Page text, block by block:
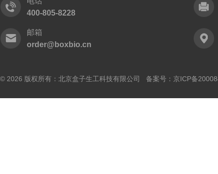
400-805-8228
邮箱
order@boxbio.cn
© 2026 版权所有：北京盒子生工科技有限公司 备案号： 京ICP备